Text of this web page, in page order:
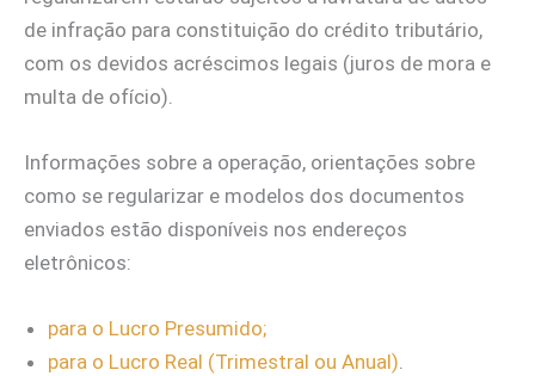
de infração para constituição do crédito tributário,
com os devidos acréscimos legais (juros de mora e
multa de ofício).
Informações sobre a operação, orientações sobre
como se regularizar e modelos dos documentos
enviados estão disponíveis nos endereços
eletrônicos:
para o Lucro Presumido;
para o Lucro Real (Trimestral ou Anual).